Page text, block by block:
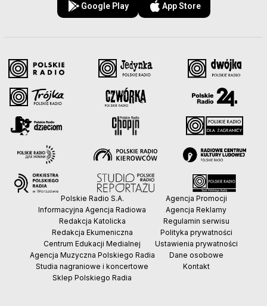
Google Play App Store
Polskie Radio S.A.
Informacyjna Agencja Radiowa
Redakcja Katolicka
Redakcja Ekumeniczna
Centrum Edukacji Medialnej
Agencja Muzyczna Polskiego Radia
Studia nagraniowe i koncertowe
Sklep Polskiego Radia
Agencja Promocji
Agencja Reklamy
Regulamin serwisu
Polityka prywatności
Ustawienia prywatności
Dane osobowe
Kontakt